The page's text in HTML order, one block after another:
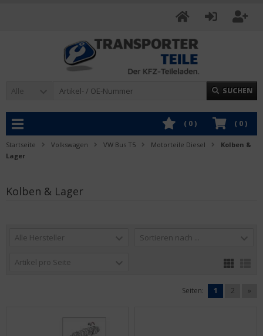
Alle SUCHEN
( 0)
( 0)
Startseite Volkswagen VW Bus T5 Motorteile Diesel
Kolben &
Lager
Kolben & Lager
Alle Hersteller Sortieren nach ...
Artikel pro Seite
Seiten: 1 2 »